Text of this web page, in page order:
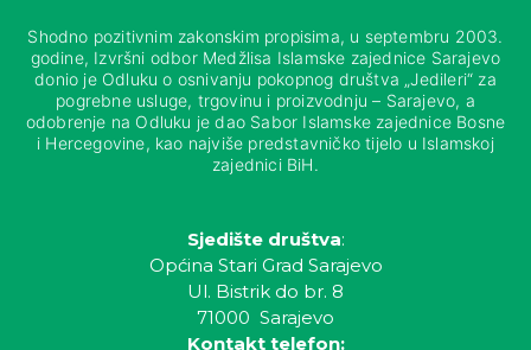
Shodno pozitivnim zakonskim propisima, u septembru 2003.
godine, Izvršni odbor Medžlisa Islamske zajednice Sarajevo
donio je Odluku o osnivanju pokopnog društva „Jedileri“ za
pogrebne usluge, trgovinu i proizvodnju – Sarajevo, a
odobrenje na Odluku je dao Sabor Islamske zajednice Bosne
i Hercegovine, kao najviše predstavničko tijelo u Islamskoj
zajednici BiH.
Sjedište društva:
Općina Stari Grad Sarajevo
Ul. Bistrik do br. 8
71000 Sarajevo
Kontakt telefon: